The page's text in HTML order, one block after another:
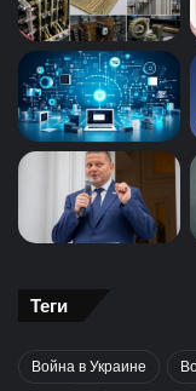
Теги
Война в Украине